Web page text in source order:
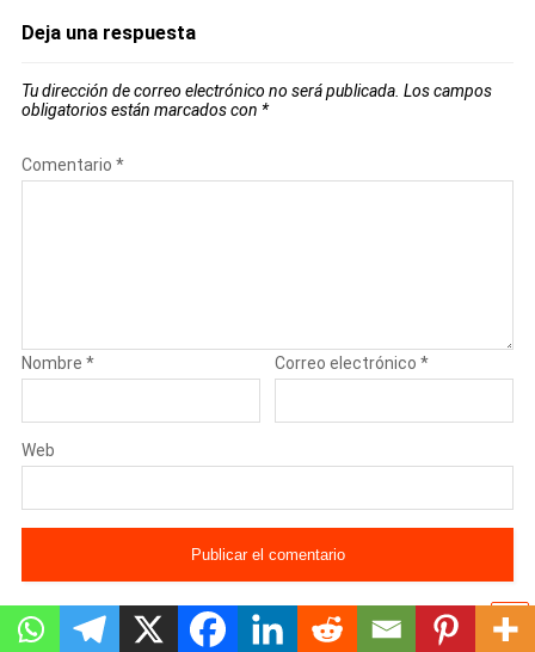
Deja una respuesta
Tu dirección de correo electrónico no será publicada. Los campos
obligatorios están marcados con *
Comentario *
Nombre * Correo electrónico*
Web